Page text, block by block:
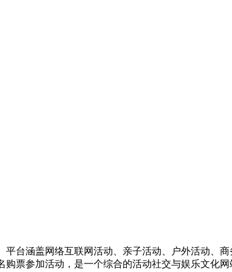
台涵盖网络互联网活动、亲子活动、户外活动、
票参加活动，是一个综合的活动社交与娱乐文化网